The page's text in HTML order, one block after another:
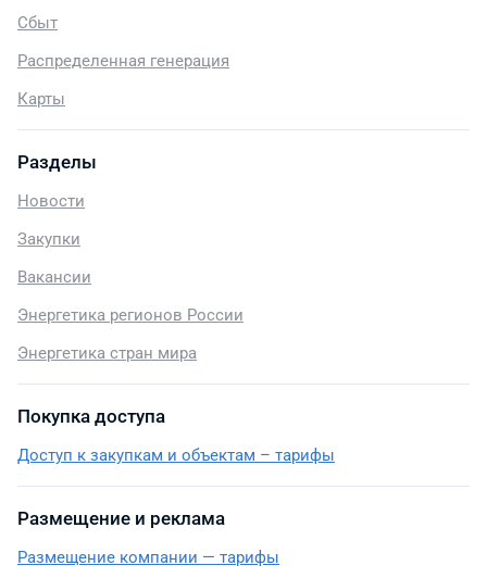
Сбыт
Распределенная генерация
Карты
Разделы
Новости
Закупки
Вакансии
Энергетика регионов России
Энергетика стран мира
Покупка доступа
Доступ к закупкам и объектам – тарифы
Размещение и реклама
Размещение компании — тарифы